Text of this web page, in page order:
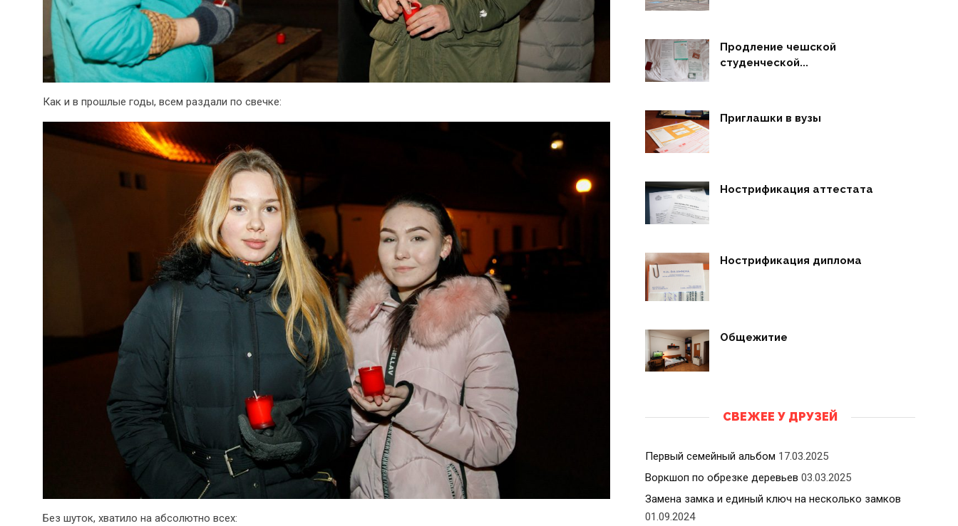
Как и в прошлые годы, всем раздали по свечке:
Без шуток, хватило на абсолютно всех:
Продление чешской
студенческой...
Приглашки в вузы
Нострификация аттестата
Нострификация диплома
Общежитие
СВЕЖЕЕ У ДРУЗЕЙ
Первый семейный альбом 17.03.2025
Воркшоп по обрезке деревьев 03.03.2025
Замена замка и единый ключ на несколько замков
01.09.2024